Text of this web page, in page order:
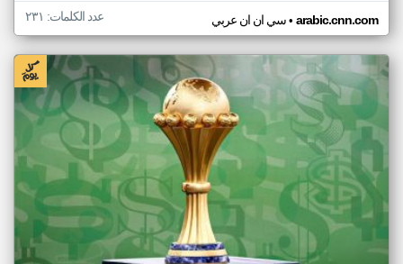
سي ان ان عربي• arabic.cnn.com عدد الكلمات: ٢٣١